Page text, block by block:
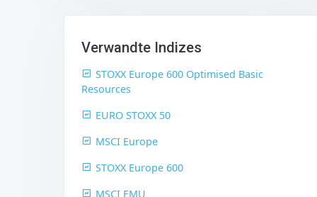
Verwandte Indizes
STOXX Europe 600 Optimised Basic
Resources
EURO STOXX 50
MSCI Europe
STOXX Europe 600
MSCI EMU